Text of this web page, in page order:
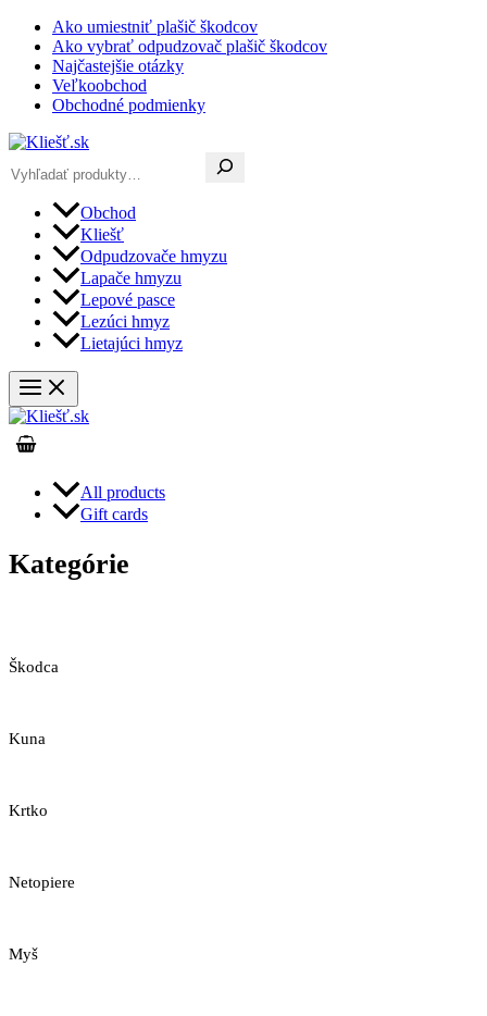
Preskočiť
obsah
Ako umiestniť plašič škodcov
Ako vybrať odpudzovač plašič škodcov
Najčastejšie otázky
Veľkoobchod
Obchodné podmienky
Obchod
Kliešť
Odpudzovače hmyzu
Lapače hmyzu
Lepové pasce
Lezúci hmyz
Lietajúci hmyz
All products
Gift cards
Kategórie
Škodca
Kuna
Krtko
Netopiere
Myš